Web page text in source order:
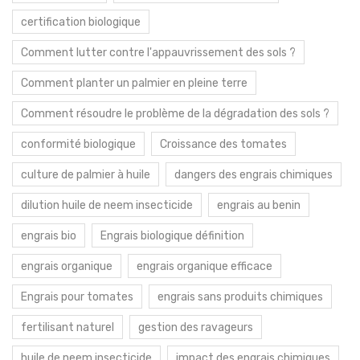
certification biologique
Comment lutter contre l'appauvrissement des sols ?
Comment planter un palmier en pleine terre
Comment résoudre le problème de la dégradation des sols ?
conformité biologique Croissance des tomates
culture de palmier à huile dangers des engrais chimiques
dilution huile de neem insecticide engrais au benin
engrais bio Engrais biologique définition
engrais organique engrais organique efficace
Engrais pour tomates engrais sans produits chimiques
fertilisant naturel gestion des ravageurs